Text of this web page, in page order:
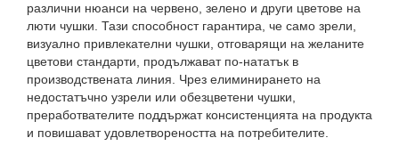
различни нюанси на червено, зелено и други цветове на
люти чушки. Тази способност гарантира, че само зрели,
визуално привлекателни чушки, отговарящи на желаните
цветови стандарти, продължават по-нататък в
производствената линия. Чрез елиминирането на
недостатъчно узрели или обезцветени чушки,
преработвателите поддържат консистенцията на продукта
и повишават удовлетвореността на потребителите.